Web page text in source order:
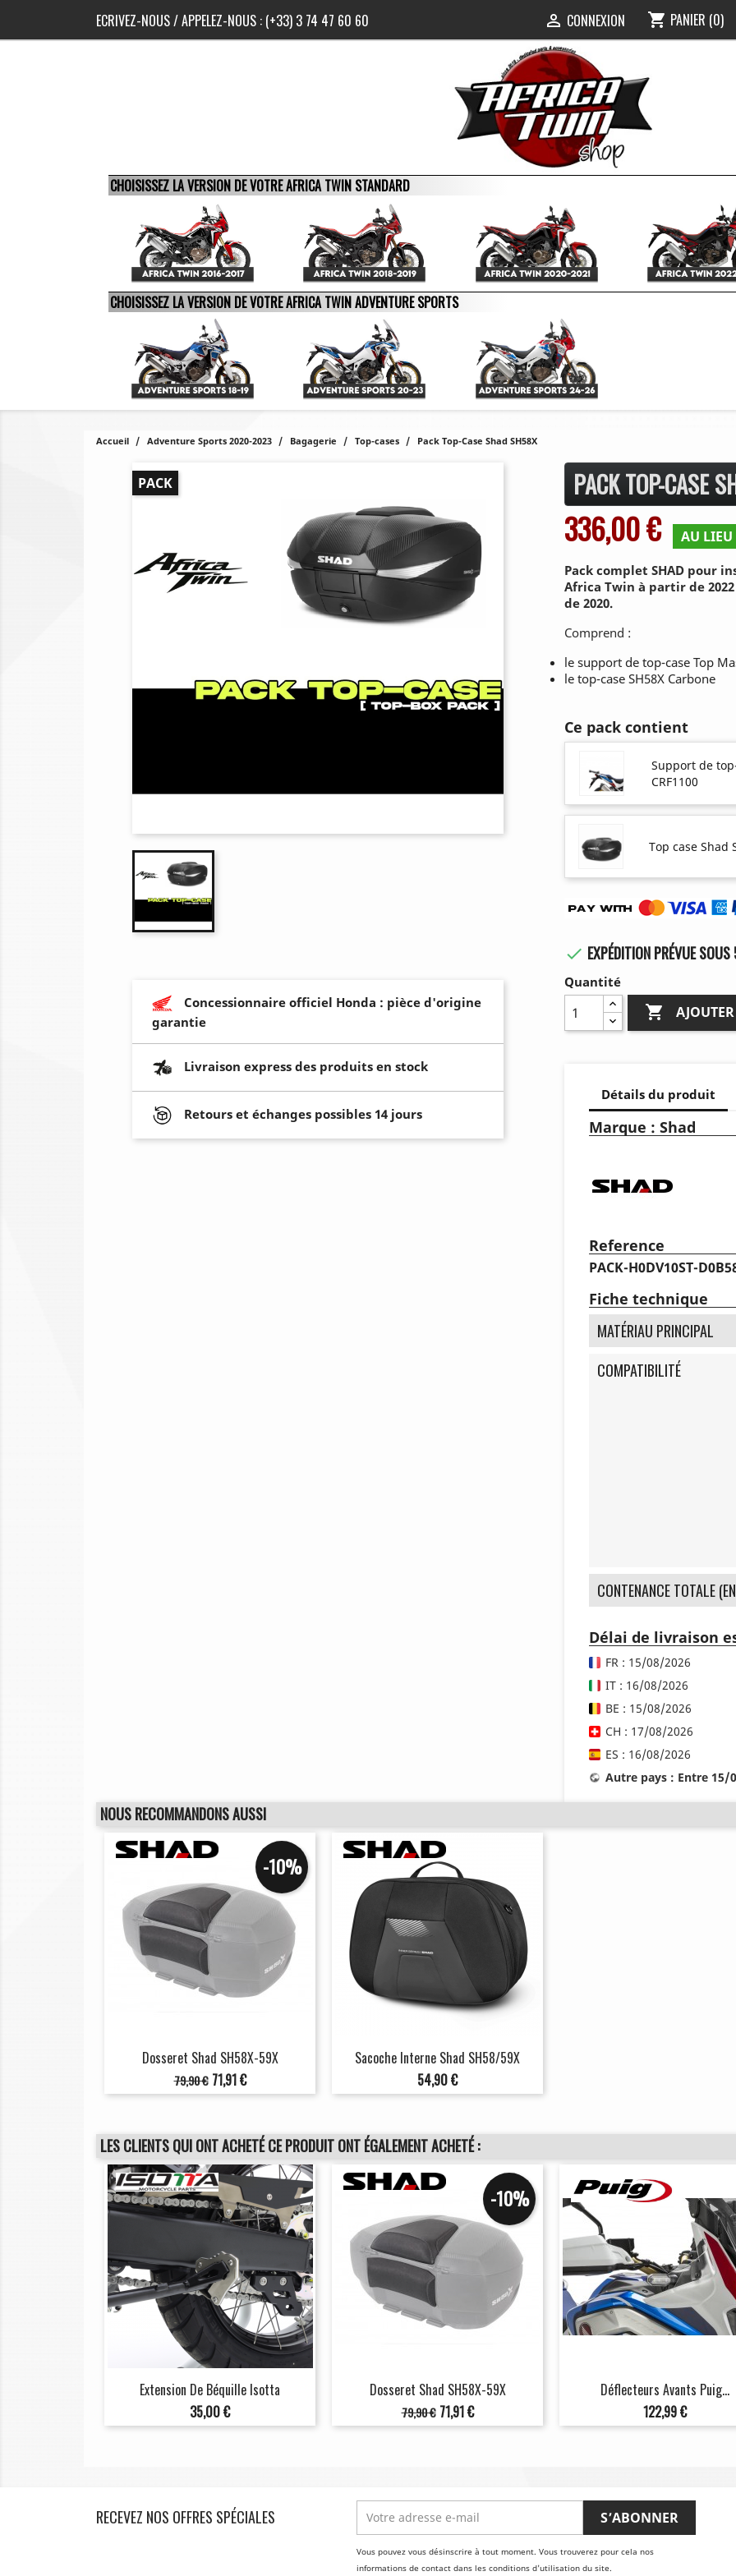
ECRIVEZ-NOUS/ APPELEZ-NOUS : (+33) 3 74 47 60 60  CONNEXION shopping_cart PANIER (0)
CHOISISSEZ LA VERSION DE VOTRE AFRICA TWIN STANDARD
CHOISISSEZ LA VERSION DE VOTRE AFRICA TWIN ADVENTURE SPORTS
Accueil Adventure Sports 2020-2023 Bagagerie Top-cases Pack Top-Case Shad SH58X
PACK
Concessionnaire officiel Honda : pièce d'origine
garantie
Livraison express des produits en stock
Retours et échanges possibles 14 jours
PACK TOP-CASE
336,00 € AU
Pack complet SHAD pour
Africa Twin à partir de
de 2020.
Comprend :
le support de top-case Top
le top-case SH58X Carbone
Ce pack contient
Support de
CRF1100
Top case Shad
 EXPÉDITION PRÉVUE
Quantité

Détails du produit
Marque : Shad
Reference
PACK-H0DV10ST-
Fiche technique
MATÉRIAU PRINCIPAL
COMPATIBILITÉ
CONTENANCE TOTALE
Délai de livraison
FR : 15/08/2026
IT : 16/08/2026
BE : 15/08/2026
CH : 17/08/2026
ES : 16/08/2026
Autre pays : Entre 15/
NOUS RECOMMANDONS AUSSI
Dosseret Shad SH58X-59X
Prix
de
79,90 €
-10%
Prix
71,91 €
Sacoche Interne Shad SH58/59X
Prix
54,90 €
LES CLIENTS QUI ONT ACHETÉ CE PRODUIT ONT ÉGALEMENT ACHETÉ :
Extension De Béquille Isotta
Prix
35,00 €
Dosseret Shad SH58X-59X
Prix
de
79,90 €
-10%
Prix
71,91 €
Déflecteurs Avants Puig...
Prix
122,99 €
RECEVEZ NOS OFFRES SPÉCIALES
Vous pouvez vous désinscrire à tout moment. Vous trouverez pour cela nos
informations de contact dans les conditions d'utilisation du site.